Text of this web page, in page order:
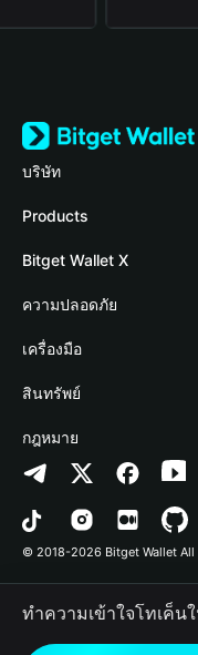
บริษัท
เกี่ยวกับ Bitget Wallet
Blog
Academy
ข่าวสารด้านคริปโต
ศูนย์ช่วยเหลือ
ติดต่อเรา
ทรัพยากรข้อมูลของแบรนด์
อาชีพ
Products
Crypto Card
Stablecoin Earn
Payfi Crypto
Crypto Swap API
Altcoin Season Index
Prediction Markets
DApp
RWA
Bitget Wallet X
นักพัฒนา
เชื่อมต่อ Wallet
Bitget Wallet Pay
ลิสต์โปรเจกต์
ความปลอดภัย
Protection Fund
เทคโนโลยีความปลอดภัย
เครื่องมือ
ซื้อคริปโต
การตรวจจับการอนุญาต
การตรวจจับสัญญา
การโอนเป็นชุด
สินทรัพย์
Arbitrum
Avalanche
Bitcoin
Polygon
กฎหมาย
นโยบายความเป็นส่วนตัว
ข้อตกลงในการใช้บริการ
© 2018-2026 Bitget Wallet All
ทำความเข้าใจโทเค็น